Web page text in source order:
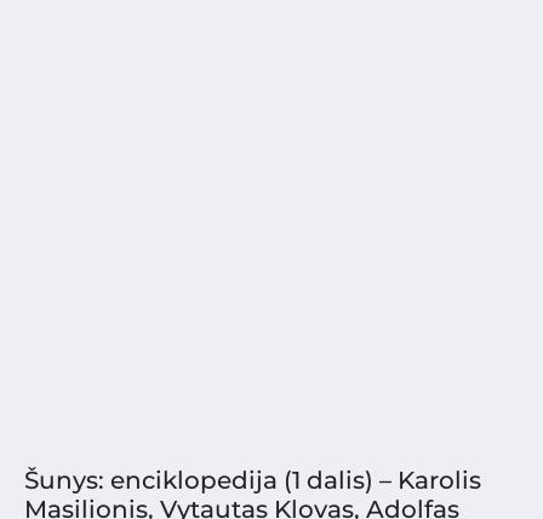
Šunys: enciklopedija (1 dalis) – Karolis
Masilionis, Vytautas Klovas, Adolfas